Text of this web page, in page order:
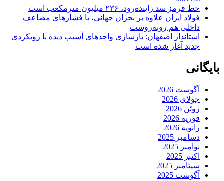
خط قرمز سد زاینده‌رود، ۲۳۶ میلیون مترمکعب است
فولاد ایران علاوه بر بحران جهانی، با فشارهای مضاعف
داخلی هم روبه‌روست
استاندار اصفهان: بازسازی واحدهای آسیب دیده با رویکردی
جدید آغاز شده است
بایگانی
آگوست 2026
جولای 2026
ژوئن 2026
فوریه 2026
ژانویه 2026
دسامبر 2025
نوامبر 2025
اکتبر 2025
سپتامبر 2025
آگوست 2025